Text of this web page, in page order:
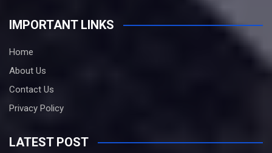
IMPORTANT LINKS
Home
About Us
Contact Us
Privacy Policy
LATEST POST